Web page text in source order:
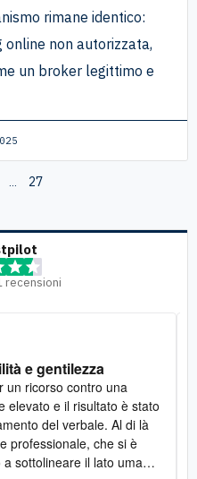
rimane identico:
non autorizzata,
un broker legittimo e
27
recensioni
e gentilezza
elevato e il risultato è stato
del verbale. Al di là
professionale, che si è
sottolineare il lato umano: